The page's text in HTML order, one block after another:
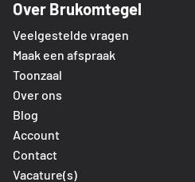
Over Brukomtegel
Veelgestelde vragen
Maak een afspraak
Toonzaal
Over ons
Blog
Account
Contact
Vacature(s)